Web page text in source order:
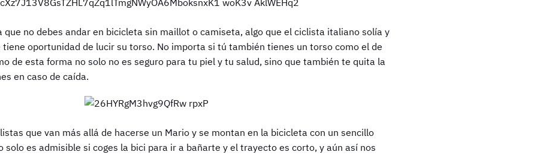
que no debes andar en bicicleta sin maillot o camiseta, algo que el ciclista italiano solía y
oportunidad de lucir su torso. No importa si tú también tienes un torso como el de
de esta forma no solo no es seguro para tu piel y tu salud, sino que también te quita la
en caso de caída.
que van más allá de hacerse un Mario y se montan en la bicicleta con un sencillo
solo es admisible si coges la bici para ir a bañarte y el trayecto es corto, y aún así nos